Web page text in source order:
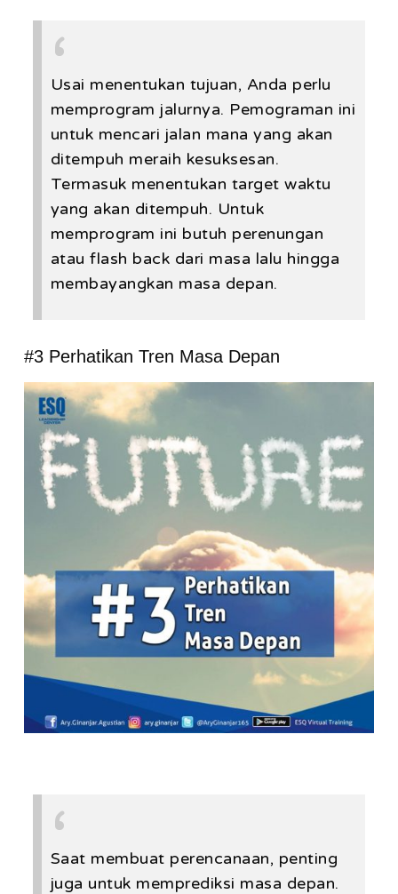
Usai menentukan tujuan, Anda perlu
memprogram jalurnya. Pemograman ini
untuk mencari jalan mana yang akan
ditempuh meraih kesuksesan.
Termasuk menentukan target waktu
yang akan ditempuh. Untuk
memprogram ini butuh perenungan
atau flash back dari masa lalu hingga
membayangkan masa depan.
#3 Perhatikan Tren Masa Depan
Saat membuat perencanaan, penting
juga untuk memprediksi masa depan.